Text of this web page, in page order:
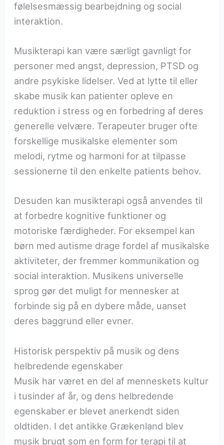
følelsesmæssig bearbejdning og social
interaktion.
Musikterapi kan være særligt gavnligt for
personer med angst, depression, PTSD og
andre psykiske lidelser. Ved at lytte til eller
skabe musik kan patienter opleve en
reduktion i stress og en forbedring af deres
generelle velvære. Terapeuter bruger ofte
forskellige musikalske elementer som
melodi, rytme og harmoni for at tilpasse
sessionerne til den enkelte patients behov.
Desuden kan musikterapi også anvendes til
at forbedre kognitive funktioner og
motoriske færdigheder. For eksempel kan
børn med autisme drage fordel af musikalske
aktiviteter, der fremmer kommunikation og
social interaktion. Musikens universelle
sprog gør det muligt for mennesker at
forbinde sig på en dybere måde, uanset
deres baggrund eller evner.
Historisk perspektiv på musik og dens
helbredende egenskaber
Musik har været en del af menneskets kultur
i tusinder af år, og dens helbredende
egenskaber er blevet anerkendt siden
oldtiden. I det antikke Grækenland blev
musik brugt som en form for terapi til at